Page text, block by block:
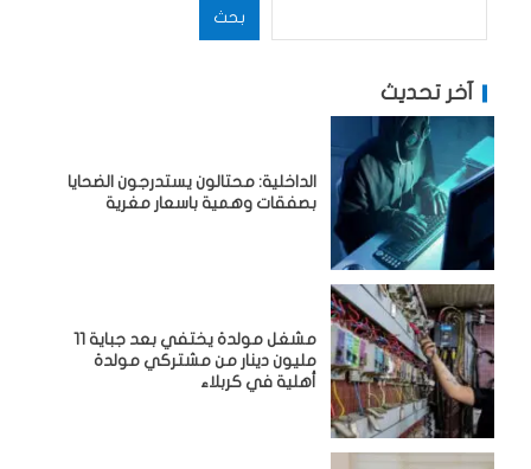
بحث
آخر تحديث
الداخلية: محتالون يستدرجون الضحايا
بصفقات وهمية باسعار مغرية
مشغل مولدة يختفي بعد جباية 11
مليون دينار من مشتركي مولدة
أهلية في كربلاء